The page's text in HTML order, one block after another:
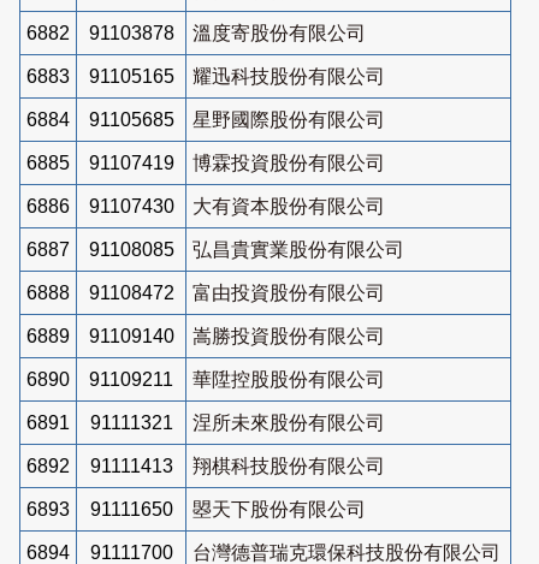
6882 91103878 溫度寄股份有限公司
6883 91105165 耀迅科技股份有限公司
6884 91105685 星野國際股份有限公司
6885 91107419 博霖投資股份有限公司
6886 91107430 大有資本股份有限公司
6887 91108085 弘昌貴實業股份有限公司
6888 91108472 富由投資股份有限公司
6889 91109140 嵩勝投資股份有限公司
6890 91109211 華陞控股股份有限公司
6891 91111321 涅所未來股份有限公司
6892 91111413 翔棋科技股份有限公司
6893 91111650 曌天下股份有限公司
6894 91111700 台灣德普瑞克環保科技股份有限公司